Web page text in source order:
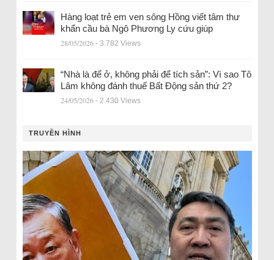
Hàng loạt trẻ em ven sông Hồng viết tâm thư
khẩn cầu bà Ngô Phương Ly cứu giúp
28/05/2026 - 3.782 Views
“Nhà là để ở, không phải để tích sản”: Vì sao Tô
Lâm không đánh thuế Bất Động sản thứ 2?
24/05/2026 - 2.430 Views
TRUYỀN HÌNH